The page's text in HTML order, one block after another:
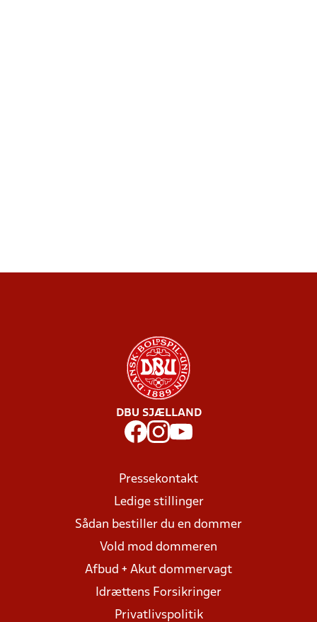
DBU SJÆLLAND
Pressekontakt
Ledige stillinger
Sådan bestiller du en dommer
Vold mod dommeren
Afbud + Akut dommervagt
Idrættens Forsikringer
Privatlivspolitik